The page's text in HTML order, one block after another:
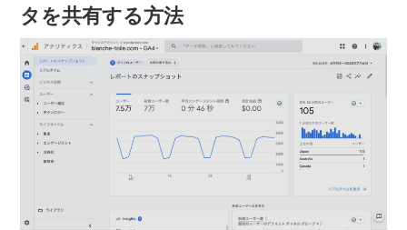
タを共有する方法